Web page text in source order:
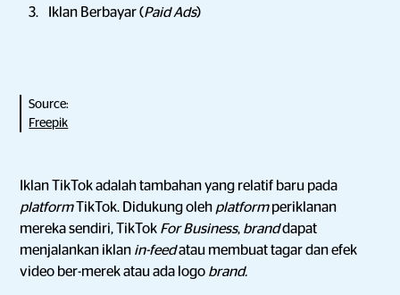
Iklan Berbayar (Paid Ads)
Source:
Freepik
Iklan TikTok adalah tambahan yang relatif baru pada
platformTikTok. Didukung oleh platformperiklanan
mereka sendiri, TikTok For Business, branddapat
menjalankan iklan in-feedatau membuat tagar dan efek
video ber-merek atau ada logo brand.